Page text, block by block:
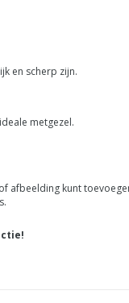
en scherp zijn.
metgezel.
afbeelding kunt